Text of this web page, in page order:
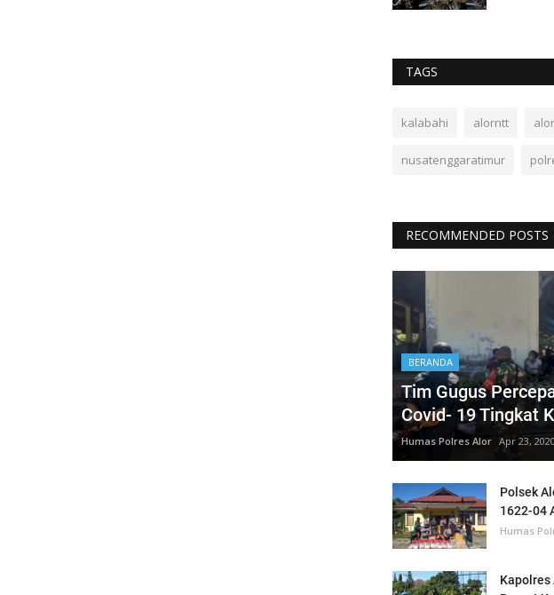
TAGS
kalabahi alorntt alor
nusatenggaratimur
RECOMMENDED POSTS
BERANDA
Tim Gugus
Covid- 19 Tingkat
Humas Polres Alor Apr 23, 2020
Polsek
1622-04
Humas
Kapolres